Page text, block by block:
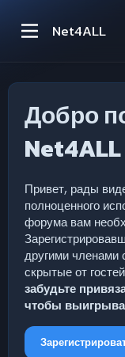
Net4ALL
Добро
Net4ALL
Привет, рады
полноценного
форума вам
другими членами
скрытые от
забудьте
чтобы